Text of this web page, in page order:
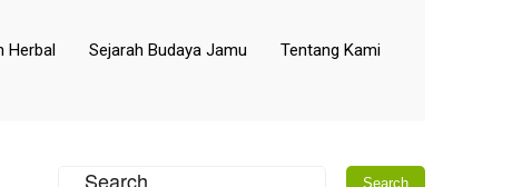
Herbal Sejarah Budaya Jamu Tentang Kami